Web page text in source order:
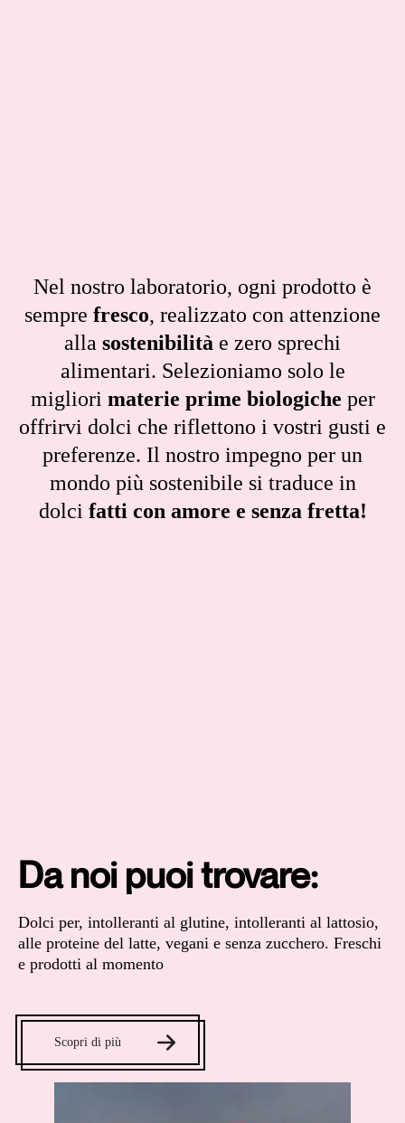
Nel nostro laboratorio, ogni prodotto è
sempre fresco, realizzato con attenzione
alla sostenibilità e zero sprechi
alimentari. Selezioniamo solo le
migliori materie prime biologiche per
offrirvi dolci che riflettono i vostri gusti e
preferenze. Il nostro impegno per un
mondo più sostenibile si traduce in
dolci fatti con amore e senza fretta!
Da noi puoi trovare:
Dolci per, intolleranti al glutine, intolleranti al lattosio,
alle proteine del latte, vegani e senza zucchero. Freschi
e prodotti al momento
Scopri di più